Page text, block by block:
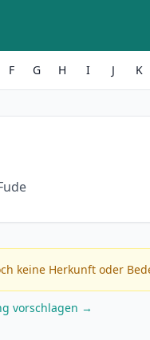
F G H I J K
keine Herkunft oder
vorschlagen →